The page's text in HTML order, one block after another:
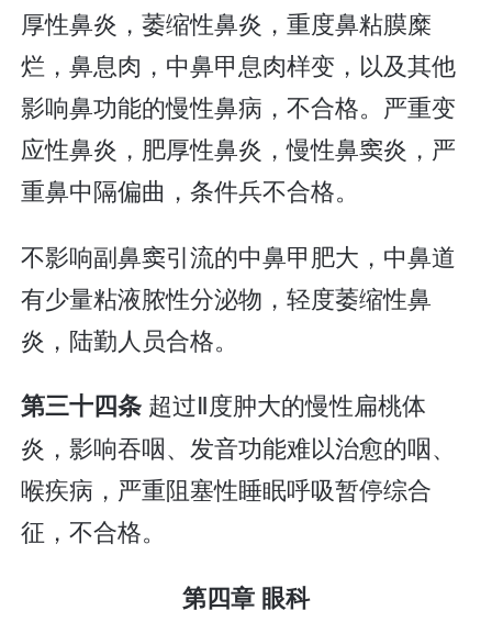
厚性鼻炎，萎缩性鼻炎，重度鼻粘膜糜
烂，鼻息肉，中鼻甲息肉样变，以及其他
影响鼻功能的慢性鼻病，不合格。严重变
应性鼻炎，肥厚性鼻炎，慢性鼻窦炎，严
重鼻中隔偏曲，条件兵不合格。
不影响副鼻窦引流的中鼻甲肥大，中鼻道
有少量粘液脓性分泌物，轻度萎缩性鼻
炎，陆勤人员合格。
第三十四条 超过Ⅱ度肿大的慢性扁桃体
炎，影响吞咽、发音功能难以治愈的咽、
喉疾病，严重阻塞性睡眠呼吸暂停综合
征，不合格。
第四章 眼科